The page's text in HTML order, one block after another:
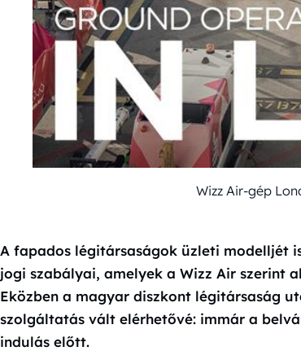
Wizz Air-gép
A fapados légitársaságok üzleti modelljét
jogi szabályai, amelyek a Wizz Air szerint
Eközben a magyar diszkont légitársaság
szolgáltatás vált elérhetővé: immár a
indulás előtt.